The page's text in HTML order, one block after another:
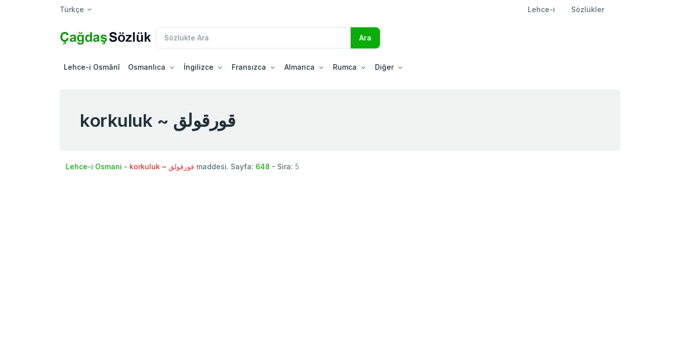
Türkçe Lehce-i Sözlükler
Lehce-i Osmânî Osmanlıca İngilizce Fransızca Almanca Rumca Diğer
korkuluk ~ قورقولق
Lehce-i Osmani - korkuluk ~ قورقولق maddesi. Sayfa: 648 - Sira: 5